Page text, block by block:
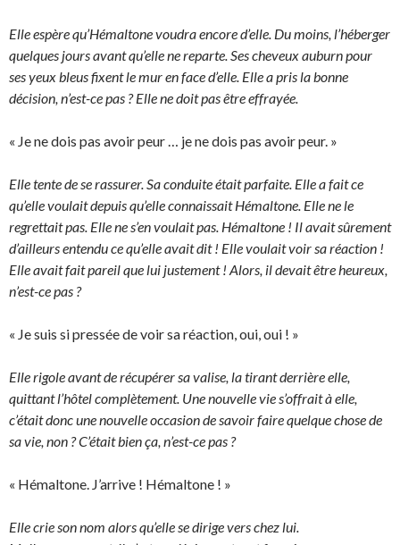
Elle espère qu’Hémaltone voudra encore d’elle. Du moins, l’héberger
quelques jours avant qu’elle ne reparte. Ses cheveux auburn pour
ses yeux bleus fixent le mur en face d’elle. Elle a pris la bonne
décision, n’est-ce pas ? Elle ne doit pas être effrayée.
« Je ne dois pas avoir peur … je ne dois pas avoir peur. »
Elle tente de se rassurer. Sa conduite était parfaite. Elle a fait ce
qu’elle voulait depuis qu’elle connaissait Hémaltone. Elle ne le
regrettait pas. Elle ne s’en voulait pas. Hémaltone ! Il avait sûrement
d’ailleurs entendu ce qu’elle avait dit ! Elle voulait voir sa réaction !
Elle avait fait pareil que lui justement ! Alors, il devait être heureux,
n’est-ce pas ?
« Je suis si pressée de voir sa réaction, oui, oui ! »
Elle rigole avant de récupérer sa valise, la tirant derrière elle,
quittant l’hôtel complètement. Une nouvelle vie s’offrait à elle,
c’était donc une nouvelle occasion de savoir faire quelque chose de
sa vie, non ? C’était bien ça, n’est-ce pas ?
« Hémaltone. J’arrive ! Hémaltone ! »
Elle crie son nom alors qu’elle se dirige vers chez lui.